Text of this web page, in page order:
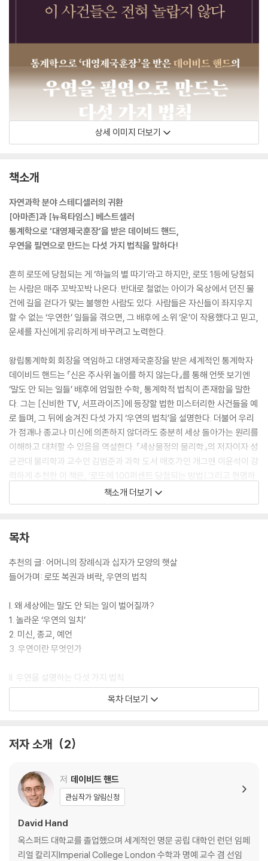
상세 이미지 더보기
책소개
자연과학 분야 스테디셀러의 귀환
[아마존]과 [뉴욕타임스] 베스트셀러
통계학으로 ‘대영제국훈장’을 받은 데이비드 핸드,
우연을 필연으로 만드는 다섯 가지 법칙을 말하다!
흔히 로또에 당첨되는 게 ‘하늘의 별 따기’라고 하지만, 로또 1등에 당첨되
는 사람은 매주 꼬박꼬박 나온다. 반대로 철없는 아이가 옥상에서 던진 물
건에 길을 걷다가 맞는 불행한 사람도 있다. 사람들은 자신들이 좌지우지
할 수 없는 ‘우연한’ 일들을 겪으면, 그 배후에 소위 ‘운’이 작용했다고 믿고,
운세를 자신에게 유리하게 바꾸려고 노력한다.
왕립통계학회 회장을 역임하고 대영제국훈장을 받은 세계적인 통계학자
데이비드 핸드는 『신은 주사위 놀이를 하지 않는다』를 통해 언뜻 보기엔
‘말도 안 되는 일들’ 배후에 엄밀한 수학, 통계학적 법칙이 존재함을 말한
다. 그는 [신비한 TV, 서프라이즈]에 등장할 법한 미스터리한 사건들을 예
로 들며, 그 뒤에 숨겨진 다섯 가지 ‘우연의 법칙’을 설명한다. 더불어 우리
가 점괘나 종교나 미신에 의존하지 않더라도 충분히 세상 돌아가는 원리를
이해하고 대처할 수 있음을 역설한다. 『세상물정의 물리학』의 저자이자 성
균관대 물리학과 교수인 김범준과 과학 도서 애호가인 개그맨 이윤석이 강
력하게 추천한 이 책은, ‘로또에 100퍼센트 당첨되는 방법(그리고 현명하
게 번호 고르는 전략)’을 비롯해 ‘도박이나 스포츠에서 말하는 소위 끗발의
존재’ ‘월드컵의 결과를 맞히는 문어와 노스트라다무스의 예언 비법’ ‘왜 경
어떻게 우연한 선택을 통해 진화하는지’ ‘창조주가 없이도 지적인 생명체
다.
트셀러가 되었고, [워싱턴포스트] [허핑턴포스트] 등 유력 매체의 찬사를
받은 『신은 주사위 놀이를 하지 않는다』는 기이한 사례들로 가득해 흥미진
진할 뿐 아니라, 이 우주의 규칙이 얼마나 경이롭고 아름다운지를 보여주
는 책이다. 기적은 우연이 아니다.
책소개 더보기
목차
추천의 글: 어머니의 장례식과 십자가 모양의 햇살
들어가며: 로또 복권과 벼락, 우연의 법칙
I. 왜 세상에는 말도 안 되는 일이 벌어질까?
1. 놀라운 ‘우연의 일치’
2. 미신, 종교, 예언
3. 우연이란 무엇인가
II. 우연을 설명하는 다섯 가지 법칙
4. 필연성의 법칙: 결국 일어나게 돼 있다
5. 아주 큰 수의 법칙: 참 많기도 하다
8. 충분함의 법칙: 그냥 맞는다고 치자
III. 신은 주사위 놀이를 하지 않는다
9. 오해의 동물, 인간
10. 생명과 우주에도 우연은 있다
11. 우연의 법칙을 어떻게 사용해야 할까?
나오며: 기적은 전혀 놀라운 일이 아니다
목차 더보기
저자 소개 2
저 데이비드 핸드
관심작가 알림신청
David Hand
옥스퍼드 대학교를 졸업했으며 세계적인 명문 공립 대학인 런던 임페
리얼 칼리지Imperial College London 수학과 명예 교수 겸 선임